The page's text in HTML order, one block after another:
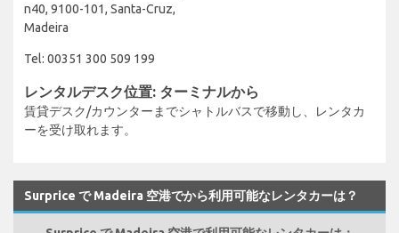
n40, 9100-101, Santa-Cruz,
Madeira
Tel: 00351 300 509 199
レンタルデスク位置: ターミナルから
賃貸デスク/カウンターまでシャトルバスで移動し、レンタカ
ーを受け取れます。
Surprice で Madeira 空港でから利用可能なレンタカーは？